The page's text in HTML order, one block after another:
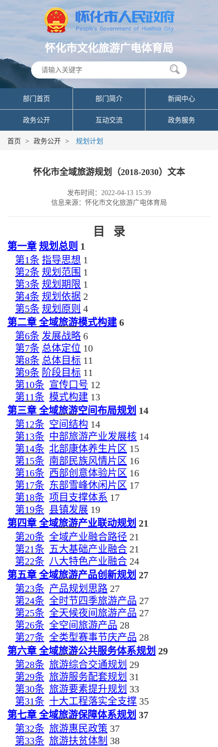
怀化市文化旅游广电体育局
部门首页 部门简介 新闻中心
政务公开 互动交流 政务服务
首页 > 政务公开 > 规划计划
怀化市全域旅游规划（2018-2030）文本
发布时间：2022-04-13 15:39
信息来源：怀化市文化旅游广电体育局
目 录
第一章 规划总则 1
第1条 指导思想 1
第2条 规划范围 1
第3条 规划期限 1
第4条 规划依据 2
第5条 规划原则 4
第二章 全域旅游模式构建 6
第6条 发展战略 6
第7条 总体定位 10
第8条 总体目标 11
第9条 阶段目标 11
第10条 宣传口号 12
第11条 模式构建 13
第三章 全域旅游空间布局规划 14
第12条 空间结构 14
第13条 中部旅游产业发展核 14
第14条 北部康体养生片区 15
第15条 南部民族风情片区 16
第16条 西部创意体验片区 16
第17条 东部雪峰休闲片区 17
第18条 项目支撑体系 17
第19条 县镇发展 19
第四章 全域旅游产业联动规划 21
第20条 全域产业融合路径 21
第21条 五大基础产业融合 21
第22条 八大特色产业融合 24
第五章 全域旅游产品创新规划 27
第23条 产品规划思路 27
第24条 全时节四季旅游产品 27
第25条 全天候夜间旅游产品 27
第26条 全空间旅游产品 28
第27条 全类型赛事节庆产品 28
第六章 全域旅游公共服务体系规划 29
第28条 旅游综合交通规划 29
第29条 旅游服务配套规划 31
第30条 旅游要素提升规划 33
第31条 十大工程落实全支撑 35
第七章 全域旅游保障体系规划 37
第32条 旅游惠民政策 37
第33条 旅游扶贫体制 38